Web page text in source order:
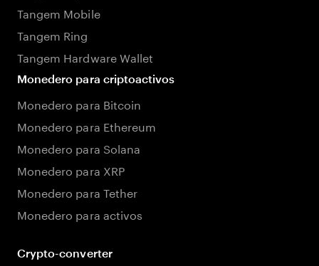
Tangem Mobile
Tangem Ring
Tangem Hardware Wallet
Monedero para criptoactivos
Monedero para Bitcoin
Monedero para Ethereum
Monedero para Solana
Monedero para XRP
Monedero para Tether
Monedero para activos
Crypto-converter